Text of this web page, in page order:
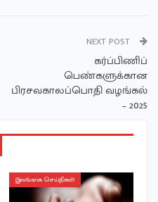
NEXT POST
கர்ப்பிணிப்
பெண்களுக்கான
பிரசவகாலப்பொதி வழங்கல்
– 2025
இலங்கை செய்திகள்